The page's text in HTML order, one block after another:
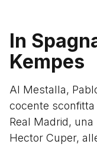
In
Kempes
Al Mestalla,
cocente
Real Madrid,
Hector Cuper,